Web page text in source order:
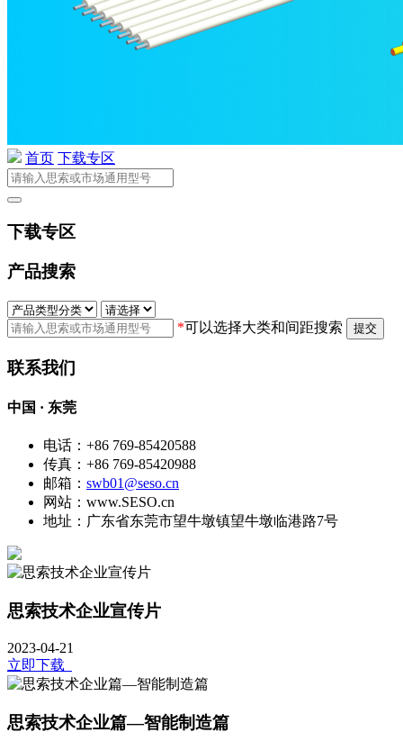
首页 下载专区
下载专区
产品搜索
*可以选择大类和间距搜索 提交
联系我们
中国 · 东莞
电话：+86 769-85420588
传真：+86 769-85420988
邮箱： swb01@seso.cn
网站：www.SESO.cn
地址：广东省东莞市望牛墩镇望牛墩临港路7号
思索技术企业宣传片
2023-04-21
立即下载
思索技术企业篇—智能制造篇